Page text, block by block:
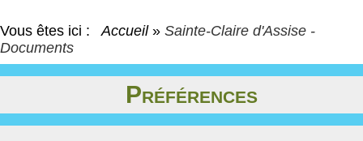
Vous êtes ici : Accueil » Sainte-Claire d'Assise -
Documents
Préférences